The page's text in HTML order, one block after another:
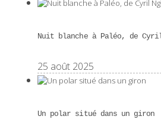
Nuit blanche à Paléo, de Cyril
25 août 2025
Un polar situé dans un giron